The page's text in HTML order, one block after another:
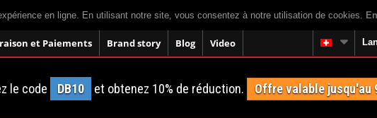
en ligne. En utilisant notre site, vous consentez à notre utilisation de cookies.
et Paiements Brand story Blog Video
le code DB10 et obtenez 10% de réduction. Offre valable jusqu'au